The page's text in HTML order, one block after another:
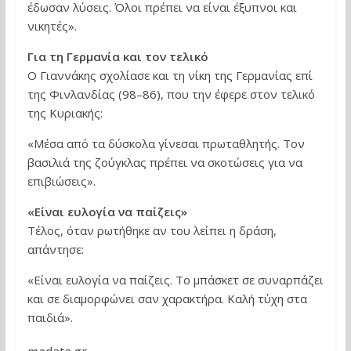
έδωσαν λύσεις. Όλοι πρέπει να είναι έξυπνοι και
νικητές».
Για τη Γερμανία και τον τελικό
Ο Γιαννάκης σχολίασε και τη νίκη της Γερμανίας επί
της Φινλανδίας (98–86), που την έφερε στον τελικό
της Κυριακής:
«Μέσα από τα δύσκολα γίνεσαι πρωταθλητής. Τον
βασιλιά της ζούγκλας πρέπει να σκοτώσεις για να
επιβιώσεις».
«Είναι ευλογία να παίζεις»
Τέλος, όταν ρωτήθηκε αν του λείπει η δράση,
απάντησε:
«Είναι ευλογία να παίζεις. Το μπάσκετ σε συναρπάζει
και σε διαμορφώνει σαν χαρακτήρα. Καλή τύχη στα
παιδιά».